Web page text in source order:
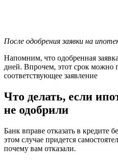
После одобрения заявки на
Напомним, что одобренная
дней. Впрочем, этот срок можно
соответствующее заявление
Что делать, если
не одобрили
Банк вправе отказать в кредите
этом случае придется
почему вам отказали.